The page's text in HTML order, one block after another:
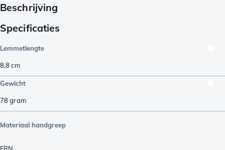
Beschrijving
Specificaties
Lemmetlengte
8,8cm
Gewicht
78gram
Materiaal handgreep
FRN